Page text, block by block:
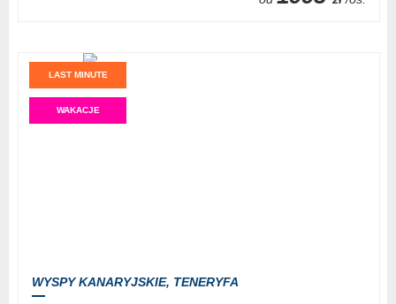
LAST MINUTE
WAKACJE
WYSPY KANARYJSKIE, TENERYFA